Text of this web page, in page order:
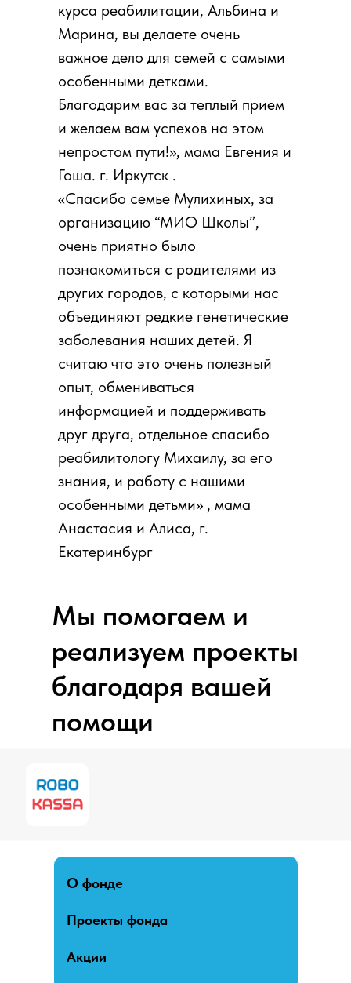
курса реабилитации, Альбина и
Марина, вы делаете очень
важное дело для семей с самыми
особенными детками.
Благодарим вас за теплый прием
и желаем вам успехов на этом
непростом пути!», мама Евгения и
Гоша. г. Иркутск .
«Спасибо семье Мулихиных, за
организацию “МИО Школы”,
очень приятно было
познакомиться с родителями из
других городов, с которыми нас
объединяют редкие генетические
заболевания наших детей. Я
считаю что это очень полезный
опыт, обмениваться
информацией и поддерживать
друг друга, отдельное спасибо
реабилитологу Михаилу, за его
знания, и работу с нашими
особенными детьми» , мама
Анастасия и Алиса, г.
Екатеринбург
Мы помогаем и
реализуем проекты
благодаря вашей
помощи
О фонде
Проекты фонда
Акции